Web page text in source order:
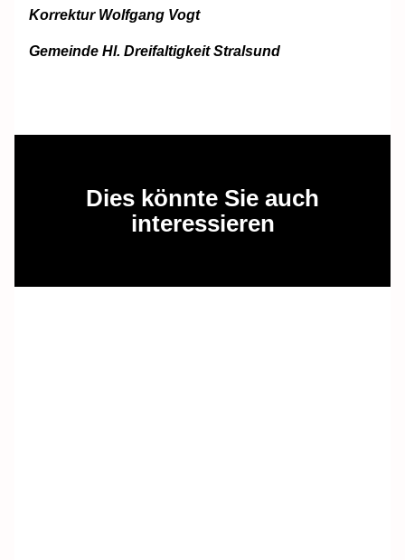
Korrektur Wolfgang Vogt
Gemeinde Hl. Dreifaltigkeit Stralsund
Dies könnte Sie auch
interessieren